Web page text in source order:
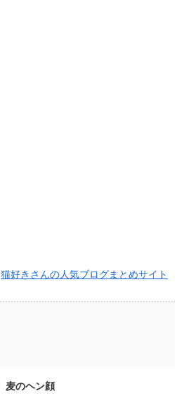
猫好きさんの人気ブログまとめサイト
麦のヘン顔